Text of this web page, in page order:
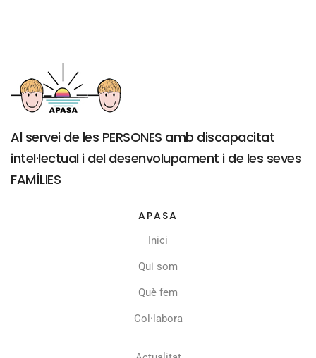
Al servei de les PERSONES amb discapacitat
intel·lectual i del desenvolupament i de les seves
FAMÍLIES
APASA
Inici
Qui som
Què fem
Col·labora